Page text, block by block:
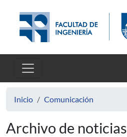
Inicio Comunicación
Archivo de noticias